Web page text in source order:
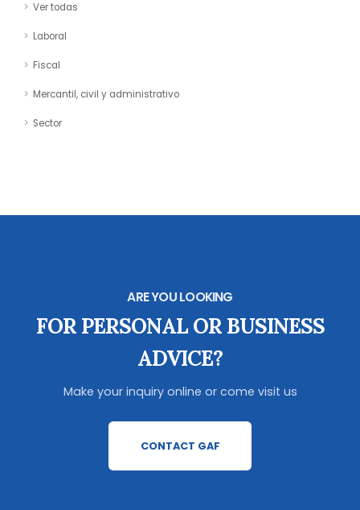
Ver todas
Laboral
Fiscal
Mercantil, civil y administrativo
Sector
ARE YOU LOOKING
FOR PERSONAL OR BUSINESS
ADVICE?
Make your inquiry online or come visit us
CONTACT GAF